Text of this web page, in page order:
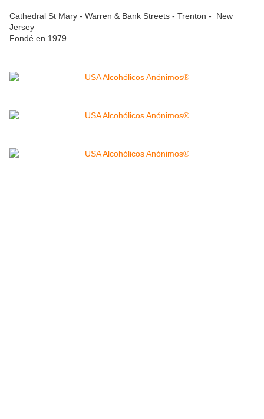
Cathedral St Mary - Warren & Bank Streets - Trenton - New
Jersey
Fondé en 1979